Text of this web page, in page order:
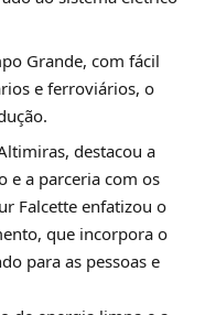
Grande, com fácil
e ferroviários, o
destacou a
e a parceria com os
Falcette enfatizou o
que incorpora o
para as pessoas e